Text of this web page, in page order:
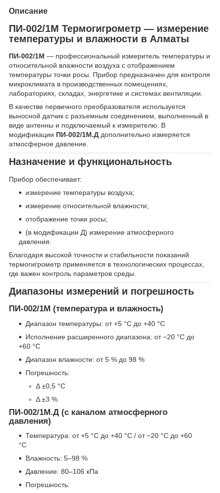
Описание
ПИ-002/1М Термогигрометр — измерение
температуры и влажности в Алматы
ПИ-002/1М — профессиональный измеритель температуры и
относительной влажности воздуха с отображением
температуры точки росы. Прибор предназначен для контроля
микроклимата в производственных помещениях,
лабораториях, складах, энергетике и системах вентиляции.
В качестве первичного преобразователя используется
выносной датчик с разъемным соединением, выполненный в
виде антенны и подключаемый к измерителю. В
модификации ПИ-002/1М.Д дополнительно измеряется
атмосферное давление.
Назначение и функциональность
Прибор обеспечивает:
измерение температуры воздуха;
измерение относительной влажности;
отображение точки росы;
(в модификации Д) измерение атмосферного
давления.
Благодаря высокой точности и стабильности показаний
термогигрометр применяется в технологических процессах,
где важен контроль параметров среды.
Диапазоны измерений и погрешность
ПИ-002/1М (температура и влажность)
Диапазон температуры: от +5 °С до +40 °С
Исполнение расширенного диапазона: от −20 °С до
+60 °С
Диапазон влажности: от 5 % до 98 %
Погрешность:
Δ ±0,5 °С
Δ ±3 %
ПИ-002/1М.Д (с каналом атмосферного
давления)
Температура: от +5 °С до +40 °С / от −20 °С до +60
°С
Влажность: 5–98 %
Давление: 80–106 кПа
Погрешность: